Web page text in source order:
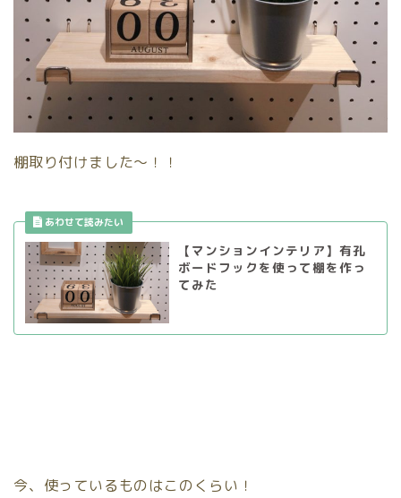
棚取り付けました〜！！
【マンションインテリア】有孔
ボードフックを使って棚を作っ
てみた
今、使っているものはこのくらい！